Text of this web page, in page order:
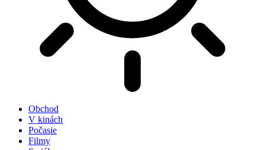
Obchod
V kinách
Počasie
Filmy